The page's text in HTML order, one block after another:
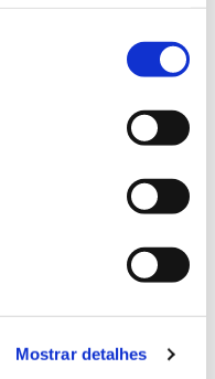
Mostrar detalhes
packaging
– como a
a pegada de
como nos que
das florestas
de